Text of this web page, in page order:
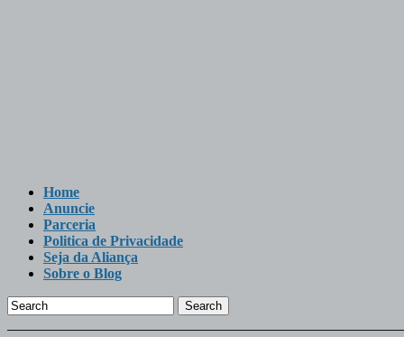
Home
Anuncie
Parceria
Politica de Privacidade
Seja da Aliança
Sobre o Blog
Search